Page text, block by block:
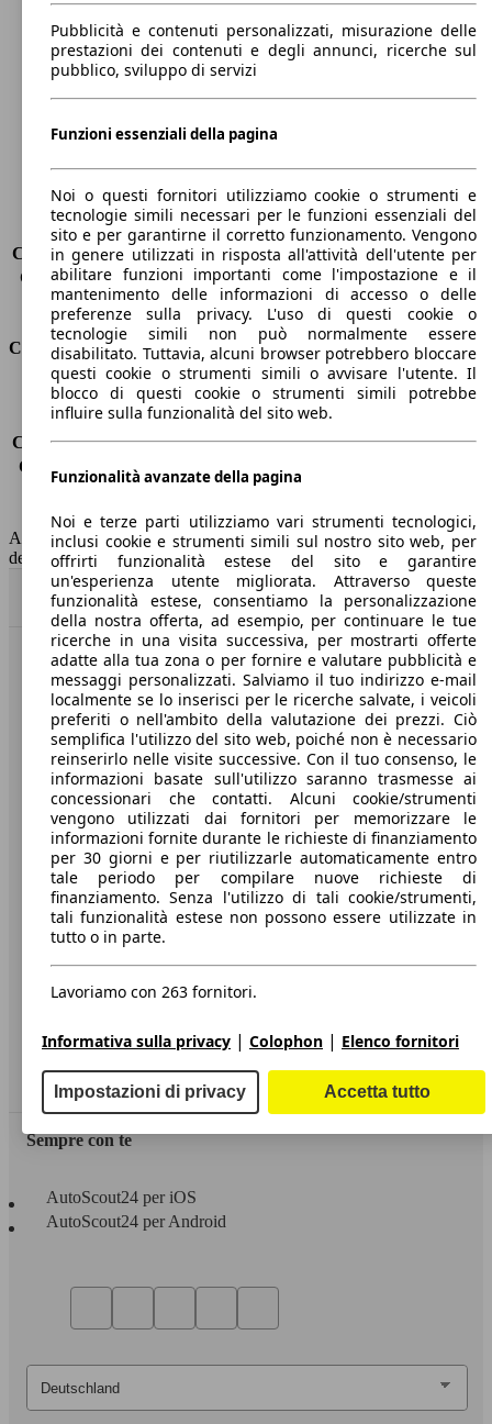
Lunghezza
4600 mm
Altezza
1490 mm
Larghezza
Peso massimo
1850 kg
Sedili
5
Carico sul tetto
-
Capacità di traino (senza freni) -
Capacità di traino (con freni)
1300 kg
Volume del bagagliaio
530 - 1658 l
Consumi
Emissioni di CO2*
132 g/km (komb.)
Consumo (urbano)
7.2 l/100km
Consumo (extra-urbano) 4.9 l/100km
Consumo (combinato)*
5.7 l/100km
Capacità del serbatoio
50 l
AutoScout24 non si assume alcuna responsabilità per la correttezza
dei dati.
Torna su
Benvenuti su AutoScout24, il mercato auto europeo.
Società
A proposito di AutoScout24
Stampa
Media
Condizioni generali
Informazioni
Privacy
Dichiarazione di Accessibilità
Servizi
Area rivenditori
Sempre con te
AutoScout24 per iOS
AutoScout24 per Android
Pubblicità e contenuti personalizzati, misurazione delle
prestazioni dei contenuti e degli annunci, ricerche sul
pubblico, sviluppo di servizi
Funzioni essenziali della pagina
Noi o questi fornitori utilizziamo cookie o strumenti e
tecnologie simili necessari per le funzioni essenziali del
sito e per garantirne il corretto funzionamento. Vengono
in genere utilizzati in risposta all'attività dell'utente per
abilitare funzioni importanti come l'impostazione e il
mantenimento delle informazioni di accesso o delle
preferenze sulla privacy. L'uso di questi cookie o
tecnologie simili non può normalmente essere
disabilitato. Tuttavia, alcuni browser potrebbero bloccare
questi cookie o strumenti simili o avvisare l'utente. Il
blocco di questi cookie o strumenti simili potrebbe
influire sulla funzionalità del sito web.
Funzionalità avanzate della pagina
Noi e terze parti utilizziamo vari strumenti tecnologici,
inclusi cookie e strumenti simili sul nostro sito web, per
offrirti funzionalità estese del sito e garantire
un'esperienza utente migliorata. Attraverso queste
funzionalità estese, consentiamo la personalizzazione
della nostra offerta, ad esempio, per continuare le tue
ricerche in una visita successiva, per mostrarti offerte
adatte alla tua zona o per fornire e valutare pubblicità e
messaggi personalizzati. Salviamo il tuo indirizzo e-mail
localmente se lo inserisci per le ricerche salvate, i veicoli
preferiti o nell'ambito della valutazione dei prezzi. Ciò
semplifica l'utilizzo del sito web, poiché non è necessario
reinserirlo nelle visite successive. Con il tuo consenso, le
informazioni basate sull'utilizzo saranno trasmesse ai
concessionari che contatti. Alcuni cookie/strumenti
vengono utilizzati dai fornitori per memorizzare le
informazioni fornite durante le richieste di finanziamento
per 30 giorni e per riutilizzarle automaticamente entro
tale periodo per compilare nuove richieste di
finanziamento. Senza l'utilizzo di tali cookie/strumenti,
tali funzionalità estese non possono essere utilizzate in
tutto o in parte.
Lavoriamo con 263 fornitori.
Informativa sulla privacy | Colophon | Elenco fornitori
Impostazioni di privacy Accetta tutto